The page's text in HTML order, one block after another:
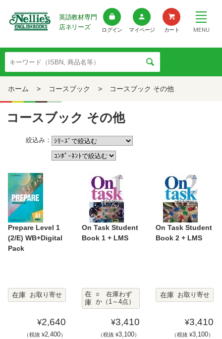
英語教材専門
店ネリーズ
ログイン マイページ カート MENU
ホーム > コースブック > コースブック その他
コースブック その他
絞込み：
Prepare Level 1
(2/E) WB+Digital
Pack
在庫 お取り寄せ
¥2,640
（税抜 ¥2,400）
On Task Student
Book 1 + LMS
在
庫
○ 在庫わず
か（1～4点）
¥3,410
（税抜 ¥3,100）
On Task Student
Book 2 + LMS
在庫 お取り寄せ
¥3,410
（税抜 ¥3,100）